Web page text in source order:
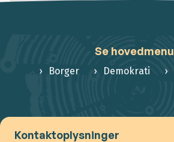
Se hovedmenu
Borger Demokrati
Kontaktoplysninger